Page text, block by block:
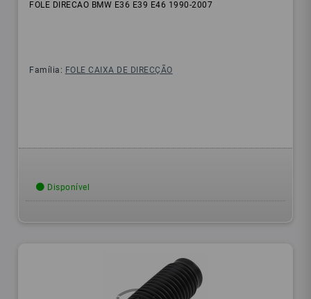
FOLE DIRECAO BMW E36 E39 E46 1990-2007
Família: FOLE CAIXA DE DIRECÇÃO
Disponível